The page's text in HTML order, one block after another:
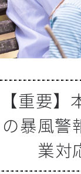
【重要】
の暴風警
業対